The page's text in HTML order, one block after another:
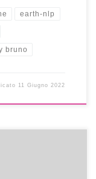
earth-nlp
bruno
11 Giugno 2022